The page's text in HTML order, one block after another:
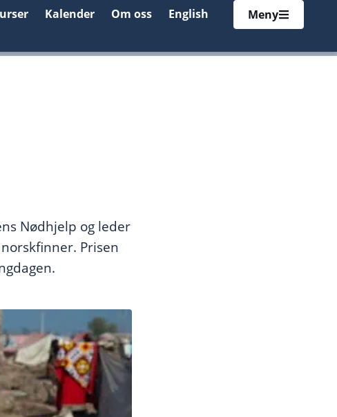
Kalender Om oss English Meny
Nødhjelp og leder
Prisen